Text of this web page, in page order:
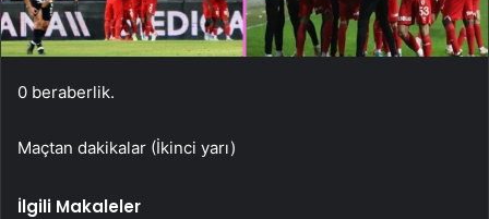
0 beraberlik.
Maçtan dakikalar (İkinci yarı)
İlgili Makaleler